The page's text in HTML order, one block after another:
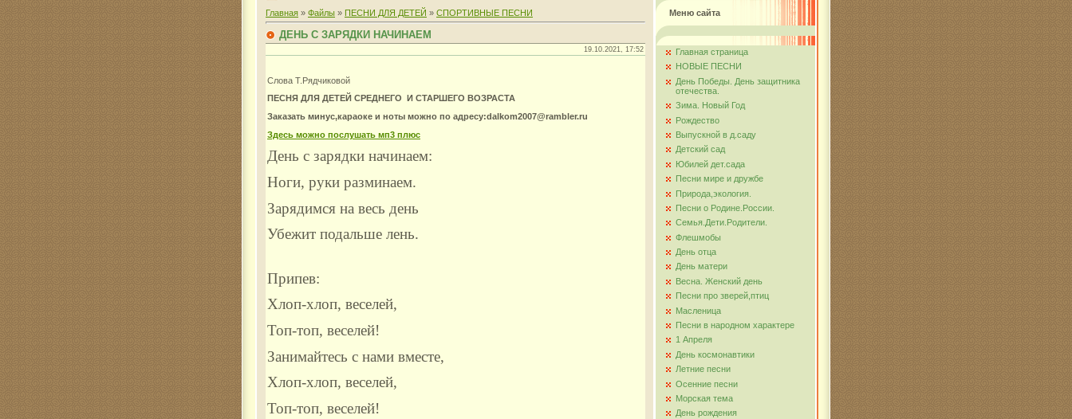
Комарова
Главная » Файлы » ПЕСНИ ДЛЯ ДЕТЕЙ » СПОРТИВНЫЕ ПЕСНИ
ДЕНЬ С ЗАРЯДКИ НАЧИНАЕМ
19.10.2021, 17:52
Слова Т.Рядчиковой
ПЕСНЯ ДЛЯ ДЕТЕЙ СРЕДНЕГО И СТАРШЕГО ВОЗРАСТА
Заказать минус,караоке и ноты можно по адресу:dalkom2007@rambler.ru
Здесь можно послушать мп3 плюс
День с зарядки начинаем:
Ноги, руки разминаем.
Зарядимся на весь день
Убежит подальше лень.
Припев:
Хлоп-хлоп, веселей,
Топ-топ, веселей!
Занимайтесь с нами вместе,
Хлоп-хлоп, веселей,
Топ-топ, веселей!
Меню сайта
Главная страница
НОВЫЕ ПЕСНИ
День Победы. День защитника
отечества.
Зима. Новый Год
Рождество
Выпускной в д.саду
Детский сад
Юбилей дет.сада
Песни мире и дружбе
Природа,экология.
Песни о Родине.России.
Семья.Дети.Родители.
Флешмобы
День отца
День матери
Весна. Женский день
Песни про зверей,птиц
Масленица
Песни в народном характере
1 Апреля
День космонавтики
Летние песни
Осенние песни
Морская тема
День рождения